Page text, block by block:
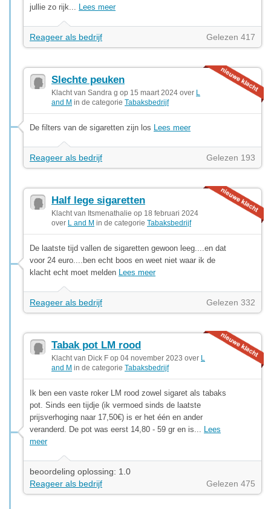
jullie zo rijk... Lees meer
Reageer als bedrijf Gelezen 417
Slechte peuken
Klacht van Sandra g op 15 maart 2024 over L
and M in de categorie Tabaksbedrijf
De filters van de sigaretten zijn los Lees meer
Reageer als bedrijf Gelezen 193
Half lege sigaretten
Klacht van Itsmenathalie op 18 februari 2024
over L and M in de categorie Tabaksbedrijf
De laatste tijd vallen de sigaretten gewoon leeg....en dat
voor 24 euro....ben echt boos en weet niet waar ik de
klacht echt moet melden Lees meer
Reageer als bedrijf Gelezen 332
Tabak pot LM rood
Klacht van Dick F op 04 november 2023 over L
and M in de categorie Tabaksbedrijf
Ik ben een vaste roker LM rood zowel sigaret als tabaks
pot. Sinds een tijdje (ik vermoed sinds de laatste
prijsverhoging naar 17,50€) is er het één en ander
veranderd. De pot was eerst 14,80 - 59 gr en is... Lees
meer
beoordeling oplossing: 1.0
Reageer als bedrijf
Gelezen 475